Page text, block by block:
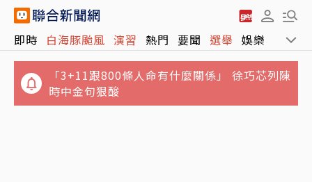
即時 白海豚颱風 演習 熱門 要聞 選舉 娛樂 運動
「3+11跟800條人命有什麼關係」 徐巧芯列陳
時中金句狠酸